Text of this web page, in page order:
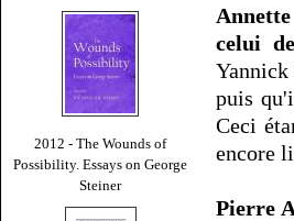
2012 - The Wounds of
Possibility. Essays on George
Steiner
celui
Yannick
puis
Ceci
encore
Pierre